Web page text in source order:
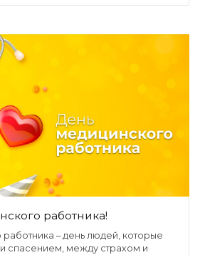
работника!
– день людей, которые
спасением, между страхом и